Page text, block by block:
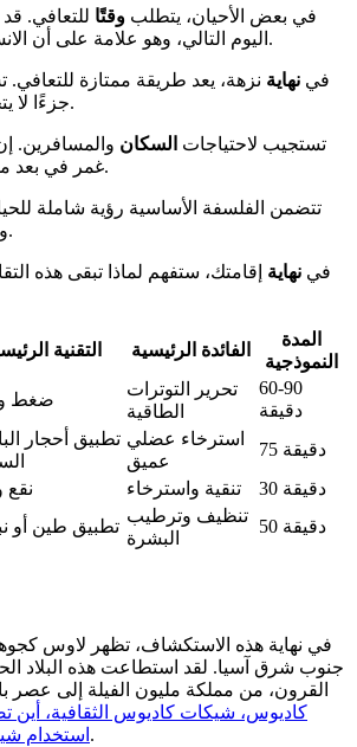
في بعض الأحيان، يتطلب وقتًا للتعافي.
اليوم التالي، وهو علامة على أن الانسدادات قد تم تحريرها.
في نهاية نزهة، يعد طريقة ممتازة
جزءًا لاالمحلية.
تستجيب لاحتياجات السكان والمسافرين.
غمر في بعدالرفاهية.
تتضمن الفلسفة الأساسية رؤية شاملة
والعقل هنا أمر أساسي.
في نهاية إقامتك، ستفهم لماذا تبقى هذه
التقنية الفائدة الرئيسية
المدة
النموذجية
ضغط
تحرير التوترات
الطاقية
60-90
دقيقة
تطبيق أحجار استرخاء عضلي
عميق
75 دقيقة
نقع تنقية واسترخاء
30 دقيقة
تطبيق طين أو
تنظيف وترطيب
البشرة
50 دقيقة
في نهاية هذه الاستكشاف، تظهر لاوس
جنوب شرق آسيا. لقد استطاعت هذه البلاد
القرون، من مملكة مليون الفيلة إلى عصر
كاديوس، شيكات كاديوس الثقافية، أين
استخدام .